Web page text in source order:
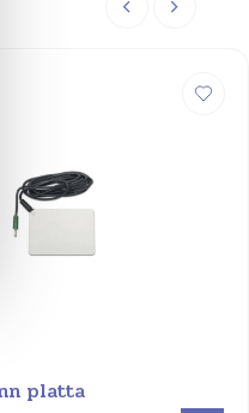
platta